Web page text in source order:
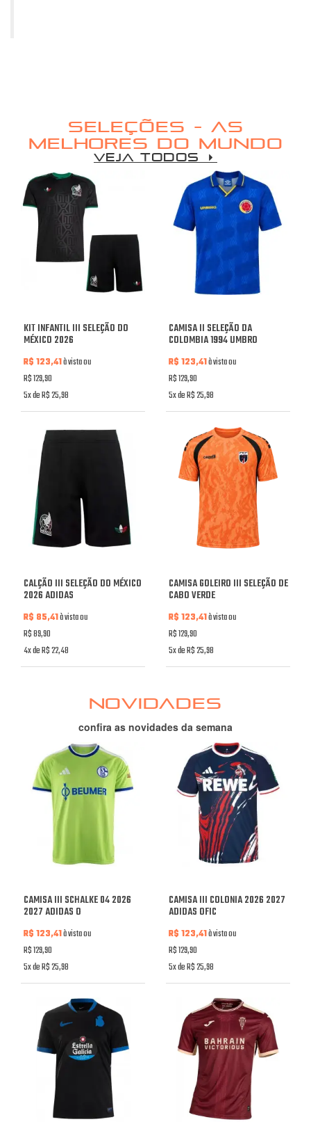
SELEÇÕES - AS
MELHORES DO MUNDO
VEJA TODOS
KIT INFANTIL III SELEÇÃO DO
MÉXICO 2026
R$ 123,41à vista ou
R$ 129,90
5x de R$ 25,98
CAMISA II SELEÇÃO DA
COLOMBIA 1994 UMBRO
R$ 123,41à vista ou
R$ 129,90
5x de R$ 25,98
CALÇÃO III SELEÇÃO DO MÉXICO
2026 ADIDAS
R$ 85,41à vista ou
R$ 89,90
4x de R$ 22,48
CAMISA GOLEIRO III SELEÇÃO DE
CABO VERDE
R$ 123,41à vista ou
R$ 129,90
5x de R$ 25,98
NOVIDADES
confira as novidades da semana
CAMISA III SCHALKE 04 2026
2027 ADIDAS O
R$ 123,41à vista ou
R$ 129,90
5x de R$ 25,98
CAMISA III COLONIA 2026 2027
ADIDAS OFIC
R$ 123,41à vista ou
R$ 129,90
5x de R$ 25,98